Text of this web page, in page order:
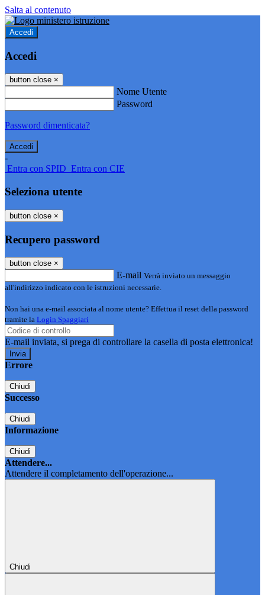
Salta al contenuto
Accedi
Accedi
button close ×
Nome Utente
Password
Password dimenticata?
-
Entra con SPID Entra con CIE
Seleziona utente
button close ×
Recupero password
button close ×
E-mail Verrà inviato un messaggio
all'indirizzo indicato con le istruzioni necessarie.
Non hai una e-mail associata al nome utente? Effettua il reset della password
tramite la Login Spaggiari
E-mail inviata, si prega di controllare la casella di posta elettronica!
Errore
Chiudi
Successo
Chiudi
Informazione
Chiudi
Attendere...
Attendere il completamento dell'operazione...
Chiudi